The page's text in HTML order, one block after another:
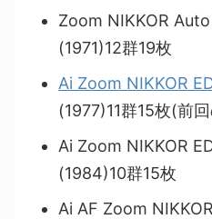
Zoom NIKKOR
(1971)12群19枚
Ai Zoom NIKKOR
(1977)11群15枚(前
Ai Zoom NIKKOR
(1984)10群15枚
Ai AF Zoom